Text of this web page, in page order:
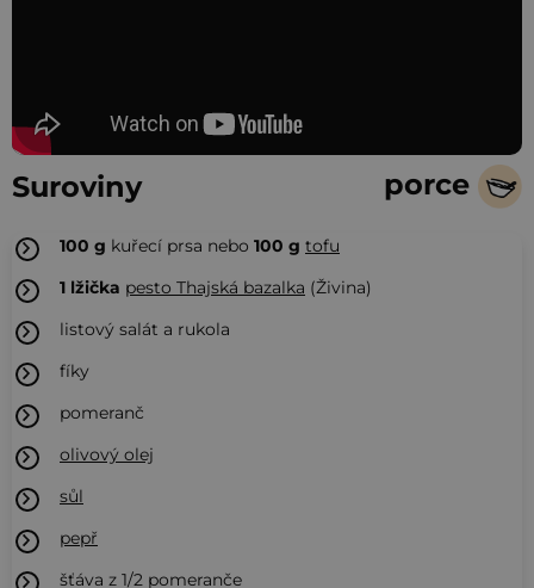
Suroviny porce
100 g kuřecí prsa nebo 100 g tofu
1 lžička pesto Thajská bazalka (Živina)
listový salát a rukola
fíky
pomeranč
olivový olej
sůl
pepř
šťáva z 1/2 pomeranče